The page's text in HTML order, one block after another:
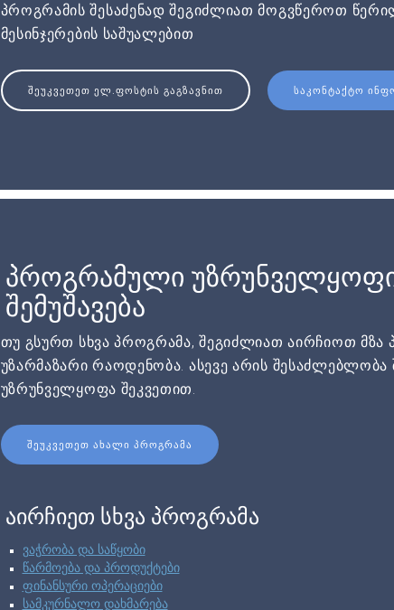
პროგრამის შესაძენად შეგიძლიათ მოგვწეროთ
მესინჯერების საშუალებით
ᲨᲔᲣᲙᲕᲔᲗᲔᲗ ᲔᲚ.ᲤᲝᲡᲢᲘᲡ ᲒᲐᲒᲖᲐᲕᲜᲘᲗ ᲡᲐᲙᲝᲜᲢᲐᲥᲢᲝ
პროგრამული
შემუშავება
თუ გსურთ სხვა პროგრამა, შეგიძლიათ აირჩიოთ მზა
უზარმაზარი რაოდენობა. ასევე არის
უზრუნველყოფა შეკვეთით.
ᲨᲔᲣᲙᲕᲔᲗᲔᲗ ᲐᲮᲐᲚᲘ ᲞᲠᲝᲒᲠᲐᲛᲐ
აირჩიეთ სხვა პროგრამა
ვაჭრობა და საწყობი
წარმოება და პროდუქტები
ფინანსური ოპერაციები
სამკურნალო დახმარება